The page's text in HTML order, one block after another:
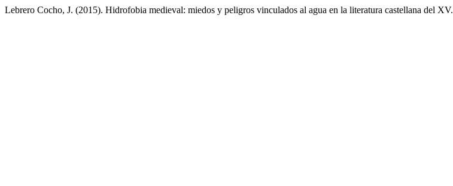
Lebrero Cocho, J. (2015). Hidrofobia medieval: miedos y peligros vinculados al agua en la literatura castellana del XV.